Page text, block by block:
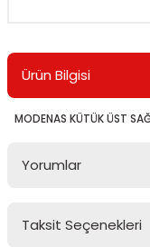
Ürün Bilgisi
MODENAS KÜTÜK ÜST
Yorumlar
Taksit Seçenekleri